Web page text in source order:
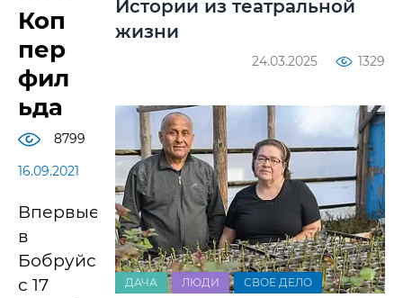
Коп
пер
фил
ьда
8799
16.09.2021
Впервые
в
Бобруйске
с 17
Истории из театральной
жизни
24.03.2025 1329
ДАЧА ЛЮДИ СВОЕ ДЕЛО